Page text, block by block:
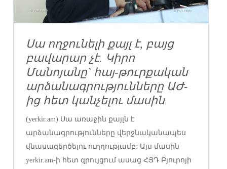
Սա ողջունելի քայլ է, բայց
բավարար չէ. Կիրո
Մանոյանը` հայ-թուրքական
արձանագրությունները ԱԺ-
ից հետ կանչելու մասին
(yerkir.am) Սա առաջին քայլն է
արձանագրությունները վերջնականապես
վնասազերծելու ուղղությամբ: Այս մասին
yerkir.am-ի հետ զրույցում ասաց ՀՅԴ Բյուրոյի